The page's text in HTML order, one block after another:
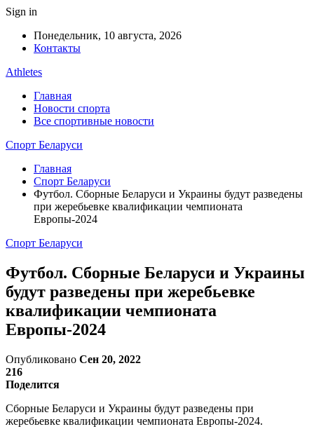
Sign in
Понедельник, 10 августа, 2026
Контакты
Athletes
Главная
Новости спорта
Все спортивные новости
Спорт Беларуси
Главная
Спорт Беларуси
Футбол. Сборные Беларуси и Украины будут разведены
при жеребьевке квалификации чемпионата
Европы-2024
Спорт Беларуси
Футбол. Сборные Беларуси и Украины
будут разведены при жеребьевке
квалификации чемпионата
Европы-2024
Опубликовано Сен 20, 2022
216
Поделится
Сборные Беларуси и Украины будут разведены при
жеребьевке квалификации чемпионата Европы-2024.